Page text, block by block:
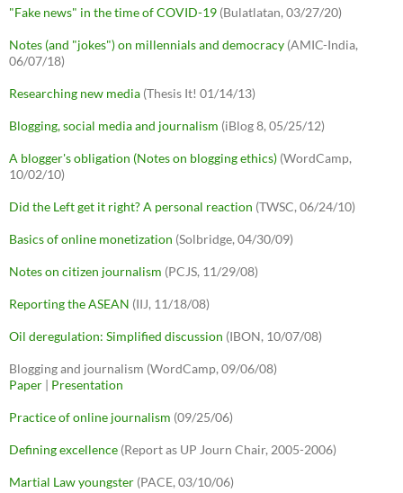
"Fake news" in the time of COVID-19 (Bulatlatan, 03/27/20)
Notes (and "jokes") on millennials and democracy (AMIC-India,
06/07/18)
Researching new media (Thesis It! 01/14/13)
Blogging, social media and journalism (iBlog 8, 05/25/12)
A blogger's obligation (Notes on blogging ethics) (WordCamp,
10/02/10)
Did the Left get it right? A personal reaction (TWSC, 06/24/10)
Basics of online monetization (Solbridge, 04/30/09)
Notes on citizen journalism (PCJS, 11/29/08)
Reporting the ASEAN (IIJ, 11/18/08)
Oil deregulation: Simplified discussion (IBON, 10/07/08)
Blogging and journalism (WordCamp, 09/06/08)
Paper | Presentation
Practice of online journalism (09/25/06)
Defining excellence (Report as UP Journ Chair, 2005-2006)
Martial Law youngster (PACE, 03/10/06)